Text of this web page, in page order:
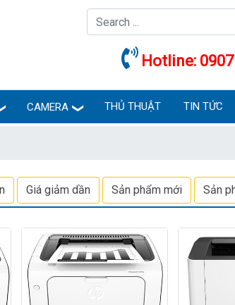
Hotline:
CAMERA THỦ THUẬT TIN TỨC
Giá giảm dần Sản phẩm mới Sản